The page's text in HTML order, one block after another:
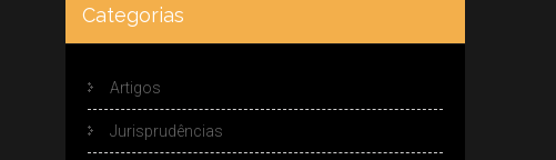
Categorias
Artigos
Jurisprudências